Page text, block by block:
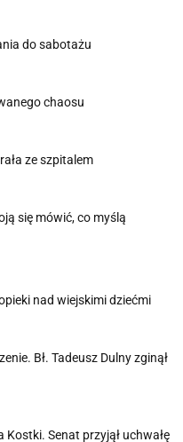
do sabotażu
chaosu
ze szpitalem
się mówić, co myślą
nad wiejskimi dziećmi
Bł. Tadeusz Dulny zginął
Senat przyjął uchwałę